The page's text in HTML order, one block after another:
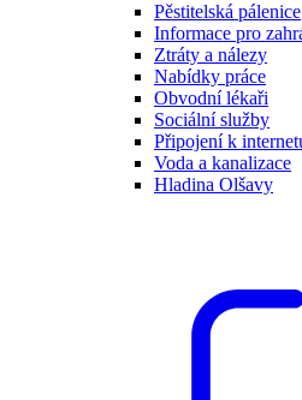
Pěstitelská pálenice
Informace pro
Ztráty a nálezy
Nabídky práce
Obvodní lékaři
Sociální služby
Připojení k
Voda a kanalizace
Hladina Olšavy